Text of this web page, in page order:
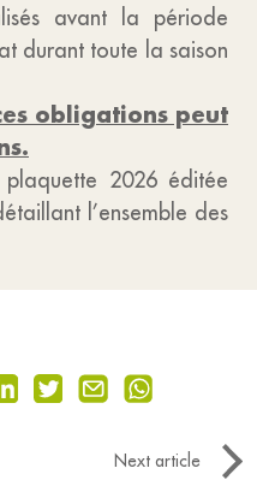
avant la période
durant toute la saison
obligations peut
2026 éditée
l’ensemble des
Next article